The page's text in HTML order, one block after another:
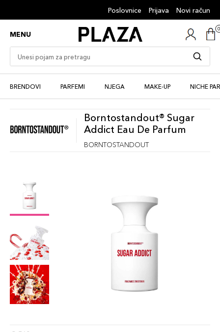
Poslovnice Prijava Novi račun
MENU
BRENDOVI PARFEMI NJEGA MAKE-UP NICHE
Borntostandout® Sugar
Addict Eau De Parfum
BORNTOSTANDOUT